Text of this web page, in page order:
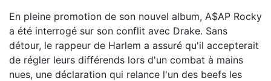
En pleine promotion de son nouvel album, A$AP Rocky
a été interrogé sur son conflit avec Drake. Sans
détour, le rappeur de Harlem a assuré qu'il accepterait
de régler leurs différends lors d'un combat à mains
nues, une déclaration qui relance l'un des beefs les